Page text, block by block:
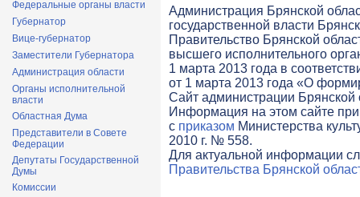
Федеральные органы власти
Губернатор
Вице-губернатор
Заместители Губернатора
Администрация области
Органы исполнительной
власти
Областная Дума
Представители в Совете
Федерации
Депутаты Государственной
Думы
Комиссии
Администрация Брянской
государственной власти
Правительство Брянской
высшего исполнительного
1 марта 2013 года в
от 1 марта 2013 года «О
Cайт администрации Брянской
Информация на этом сайте
с приказом Министерства
2010 г. № 558.
Для актуальной информации
Правительства Брянской